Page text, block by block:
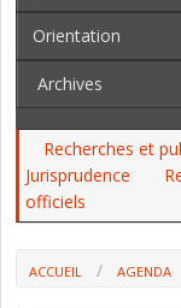
Orientation
Archives
Recherches et
Jurisprudence
officiels
ACCUEIL AGENDA